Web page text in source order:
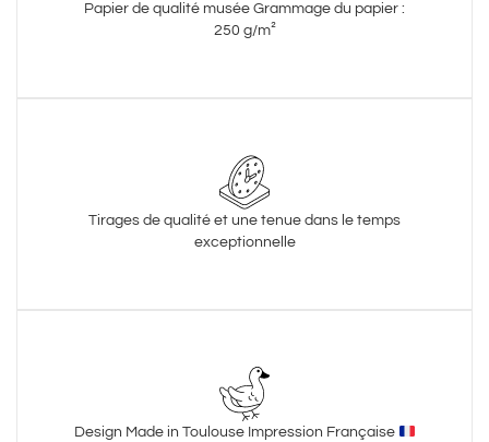
Papier de qualité musée Grammage du papier :
250 g/m²
Tirages de qualité et une tenue dans le temps
exceptionnelle
Design Made in Toulouse Impression Française